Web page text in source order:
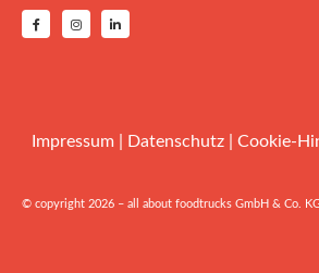
Impressum| Datenschutz| Cookie-
© copyright 2026 – all about foodtrucks GmbH & Co.